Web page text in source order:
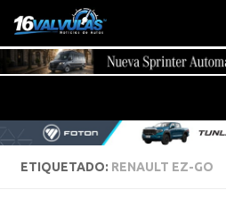
Saltar al contenido
ETIQUETADO: RENAULT EZ-GO